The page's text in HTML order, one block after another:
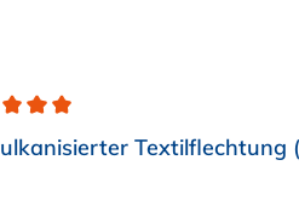
Textilflechtung